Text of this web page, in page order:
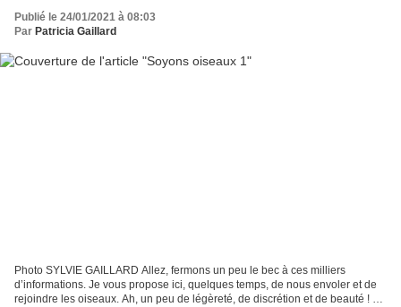
Publié le 24/01/2021 à 08:03
Par Patricia Gaillard
Photo SYLVIE GAILLARD Allez, fermons un peu le bec à ces milliers
d’informations. Je vous propose ici, quelques temps, de nous envoler et de
rejoindre les oiseaux. Ah, un peu de légèreté, de discrétion et de beauté ! ça